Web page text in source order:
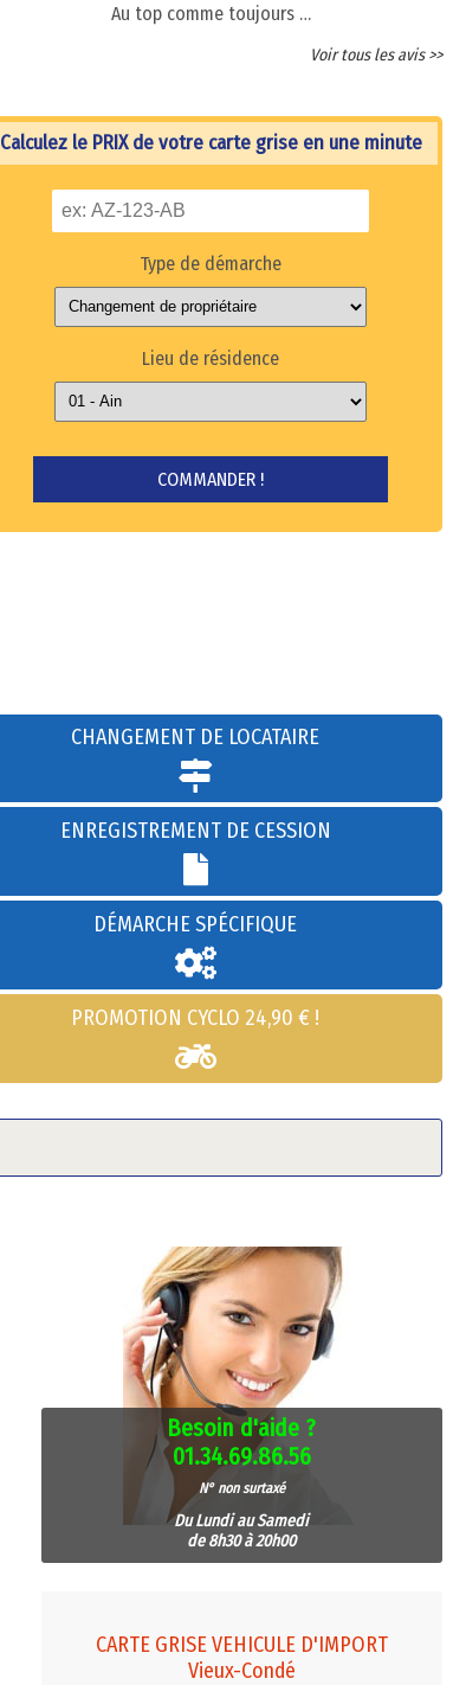
Au top comme toujours …
Voir tous les avis >>
Calculez le PRIX de votre carte grise en une minute
Type de démarche
Lieu de résidence
CHANGEMENT DE LOCATAIRE
ENREGISTREMENT DE CESSION
DÉMARCHE SPÉCIFIQUE
PROMOTION CYCLO 24,90 € !
Besoin d'aide ?
01.34.69.86.56
N° non surtaxé
Du Lundi au Samedi
de 8h30 à 20h00
CARTE GRISE VEHICULE D'IMPORT
Vieux-Condé